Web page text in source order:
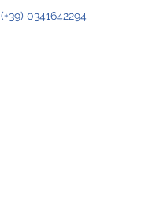
(+39) 0341642294